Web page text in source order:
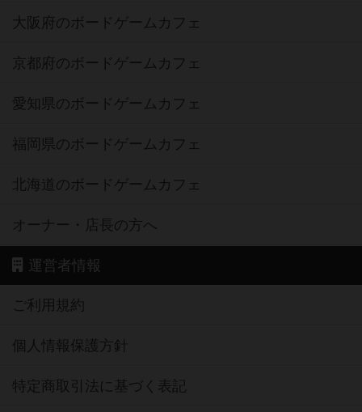
大阪府のボードゲームカフェ
京都府のボードゲームカフェ
愛知県のボードゲームカフェ
福岡県のボードゲームカフェ
北海道のボードゲームカフェ
オーナー・店長の方へ
運営者情報
ご利用規約
個人情報保護方針
特定商取引法に基づく表記